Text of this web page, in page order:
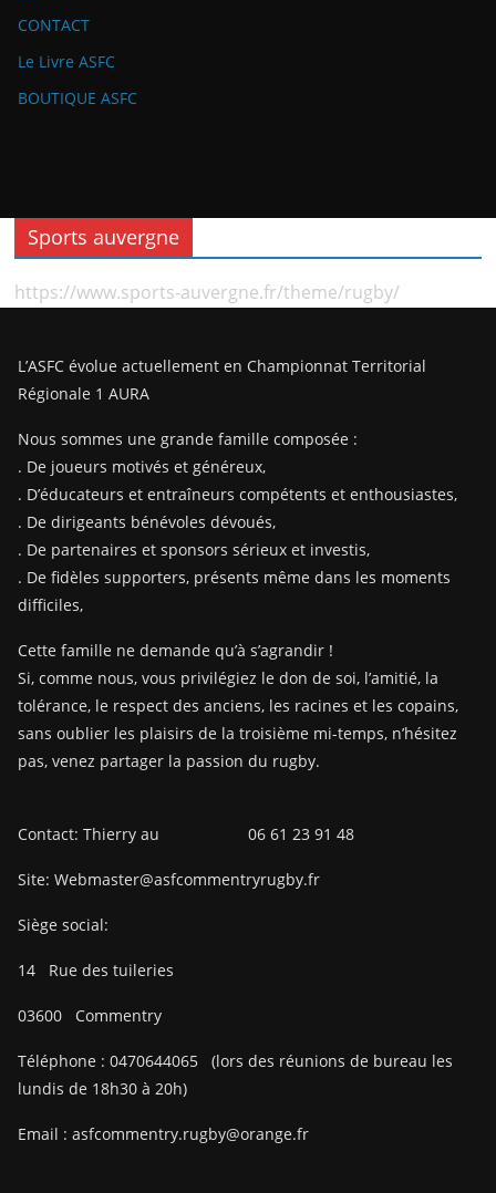
CONTACT
Le Livre ASFC
BOUTIQUE ASFC
Sports auvergne
https://www.sports-auvergne.fr/theme/rugby/
L’ASFC évolue actuellement en Championnat Territorial
Régionale 1 AURA
Nous sommes une grande famille composée :
. De joueurs motivés et généreux,
. D’éducateurs et entraîneurs compétents et enthousiastes,
. De dirigeants bénévoles dévoués,
. De partenaires et sponsors sérieux et investis,
. De fidèles supporters, présents même dans les moments
difficiles,
Cette famille ne demande qu’à s’agrandir !
Si, comme nous, vous privilégiez le don de soi, l’amitié, la
tolérance, le respect des anciens, les racines et les copains,
sans oublier les plaisirs de la troisième mi-temps, n’hésitez
pas, venez partager la passion du rugby.
Contact: Thierry au 06 61 23 91 48
Site: Webmaster@asfcommentryrugby.fr
Siège social:
14 Rue des tuileries
03600 Commentry
Téléphone : 0470644065
(lors des réunions de bureau les
lundis de 18h30 à 20h)
Email : asfcommentry.rugby@orange.fr